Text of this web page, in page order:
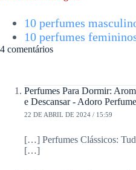
10 perfumes
10 perfumes
4 comentários
Perfumes Para Dormir:
e Descansar - Adoro Perfume
22 DE ABRIL DE 2024 / 15:59
[…] Perfumes Clássicos:
[…]